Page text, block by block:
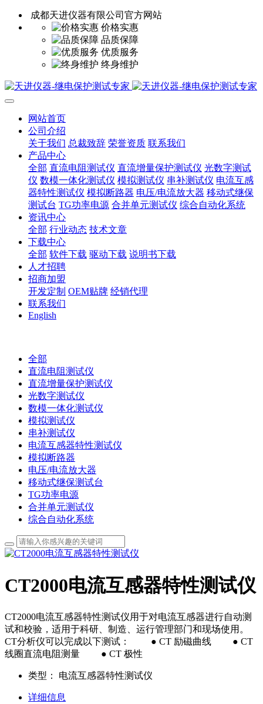
成都天进仪器有限公司官方网站
价格实惠
品质保障
优质服务
终身维护
网站首页
公司介绍
关于我们 总裁致辞 荣誉资质 联系我们
产品中心
全部 直流电阻测试仪 直流增量保护测试仪 光数字测试
仪 数模一体化测试仪 模拟测试仪 串补测试仪 电流互感
器特性测试仪 模拟断路器 电压/电流放大器 移动式继保
测试台 TG功率电源 合并单元测试仪 综合自动化系统
资讯中心
全部 行业动态 技术文章
下载中心
全部 软件下载 驱动下载 说明书下载
人才招聘
招商加盟
开发定制 OEM贴牌 经销代理
联系我们
English
全部
直流电阻测试仪
直流增量保护测试仪
光数字测试仪
数模一体化测试仪
模拟测试仪
串补测试仪
电流互感器特性测试仪
模拟断路器
电压/电流放大器
移动式继保测试台
TG功率电源
合并单元测试仪
综合自动化系统
CT2000电流互感器特性测试仪
CT2000电流互感器特性测试仪用于对电流互感器进行自动测
试和校验，适用于科研、制造、运行管理部门和现场使用。
CT分析仪可以完成以下测试： ● CT 励磁曲线 ● CT
线圈直流电阻测量 ● CT 极性
类型： 电流互感器特性测试仪
详细信息